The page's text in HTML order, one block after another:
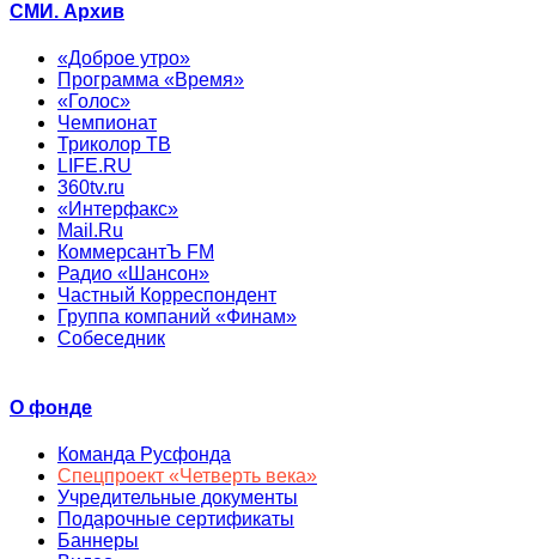
СМИ. Архив
«Доброе утро»
Программа «Время»
«Голос»
Чемпионат
Триколор ТВ
LIFE.RU
360tv.ru
«Интерфакс»
Mail.Ru
КоммерсантЪ FM
Радио «Шансон»
Частный Корреспондент
Группа компаний «Финам»
Собеседник
О фонде
Команда Русфонда
Спецпроект «Четверть века»
Учредительные документы
Подарочные сертификаты
Баннеры